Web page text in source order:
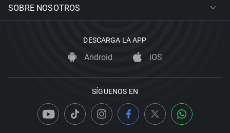
SOBRE NOSOTROS
DESCARGA LA APP
Android iOS
SÍGUENOS EN